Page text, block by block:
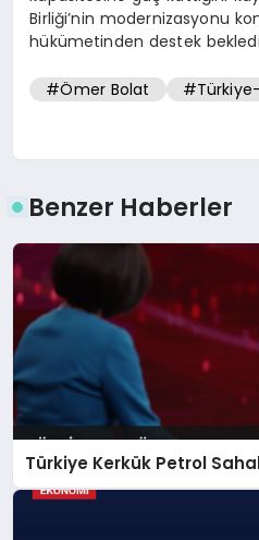
Birliği’nin modernizasyonu
hükümetinden destek
#Ömer Bolat
Benzer Haberler
Türkiye Kerkük Petrol